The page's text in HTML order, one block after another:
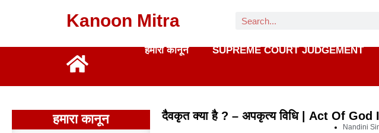
Kanoon Mitra
हमारा कानून SUPREME COURT JUDGEMENT
हमारा कानून दैवकृत क्या है ? – अपकृत्य विधि | Act Of God
Nandini